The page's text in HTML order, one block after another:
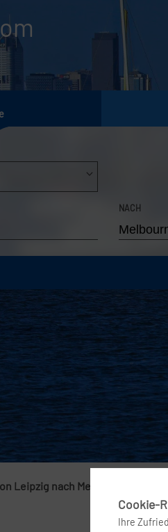
NACH
Leipzig nach Melbourne
Cookie-
Ihre